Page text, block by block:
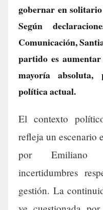
gobernar en
Según
Comunicación,
partido es
mayoría
política actual.
El contexto
refleja un escenario
por Emiliano
incertidumbres
gestión. La